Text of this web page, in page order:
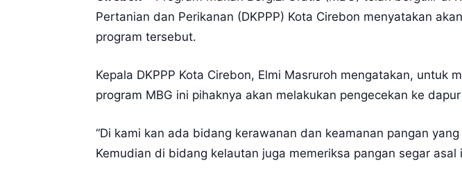
Pertanian dan Perikanan (DKPPP) Kota Cirebon menyatakan
program tersebut.
Kepala DKPPP Kota Cirebon, Elmi Masruroh mengatakan,
program MBG ini pihaknya akan melakukan pengecekan ke
“Di kami kan ada bidang kerawanan dan keamanan pangan
Kemudian di bidang kelautan juga memeriksa pangan segar